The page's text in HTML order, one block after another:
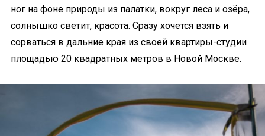
ног на фоне природы из палатки, вокруг леса и озёра,
солнышко светит, красота. Сразу хочется взять и
сорваться в дальние края из своей квартиры-студии
площадью 20 квадратных метров в Новой Москве.